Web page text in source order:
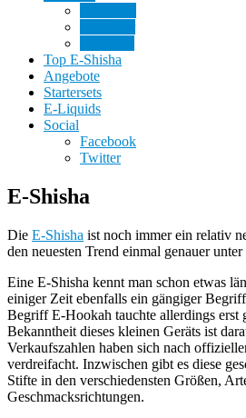
Top E-Shisha
Angebote
Startersets
E-Liquids
Social
Facebook
Twitter
E-Shisha
Die E-Shisha ist noch immer ein relativ
den neuesten Trend einmal genauer
Eine E-Shisha kennt man schon etwas
einiger Zeit ebenfalls ein gängiger
Begriff E-Hookah tauchte allerdings erst
Bekanntheit dieses kleinen Geräts ist
Verkaufszahlen haben sich nach
verdreifacht. Inzwischen gibt es diese
Stifte in den verschiedensten Größen,
Geschmacksrichtungen.